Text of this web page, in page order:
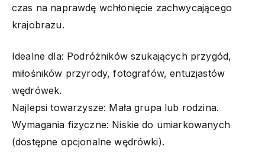
czas na naprawdę wchłonięcie zachwycającego
krajobrazu.
Idealne dla: Podróżników szukających przygód,
miłośników przyrody, fotografów, entuzjastów
wędrówek.
Najlepsi towarzysze: Mała grupa lub rodzina.
Wymagania fizyczne: Niskie do umiarkowanych
(dostępne opcjonalne wędrówki).